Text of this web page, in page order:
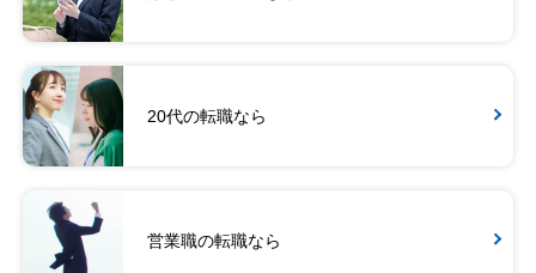
20代の転職なら
営業職の転職なら